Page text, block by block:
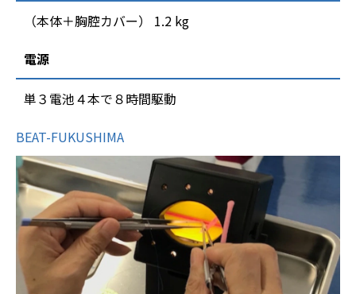
（本体＋胸腔カバー） 1.2 kg
電源
単３電池４本で８時間駆動
BEAT-FUKUSHIMA